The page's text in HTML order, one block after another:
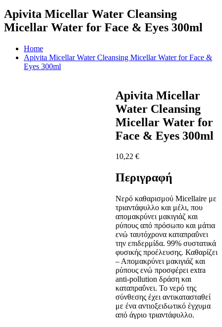
Apivita Micellar Water Cleansing
Micellar Water for Face & Eyes 300ml
Home
Apivita Micellar Water Cleansing Micellar Water for Face &
Eyes 300ml
Apivita Micellar
Water Cleansing
Micellar Water for
Face & Eyes 300ml
10,22 €
Περιγραφή
Νερό καθαρισμού Micellaire με
τριαντάφυλλο και μέλι, που
απομακρύνει μακιγιάζ και
ρύπους από πρόσωπο και μάτια
ενώ ταυτόχρονα καταπραΰνει
την επιδερμίδα. 99% συστατικά
φυσικής προέλευσης. Καθαρίζει
– Απομακρύνει μακιγιάζ και
ρύπους ενώ προσφέρει extra
anti-pollution δράση και
καταπραΰνει. Το νερό της
σύνθεσης έχει αντικατασταθεί
με ένα αντιοξειδωτικό έγχυμα
από άγριο τριαντάφυλλο.